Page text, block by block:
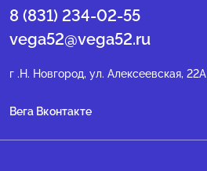
8 (831) 234-02-55
vega52@vega52.ru
г .Н. Новгород, ул. Алексеевская, 22А
Вега Вконтакте